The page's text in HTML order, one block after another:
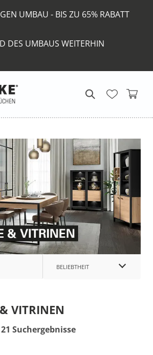
UMBAU - BIS ZU 65% RABATT
DES UMBAUS WEITERHIN
BELIEBTHEIT
VITRINEN
21 Suchergebnisse